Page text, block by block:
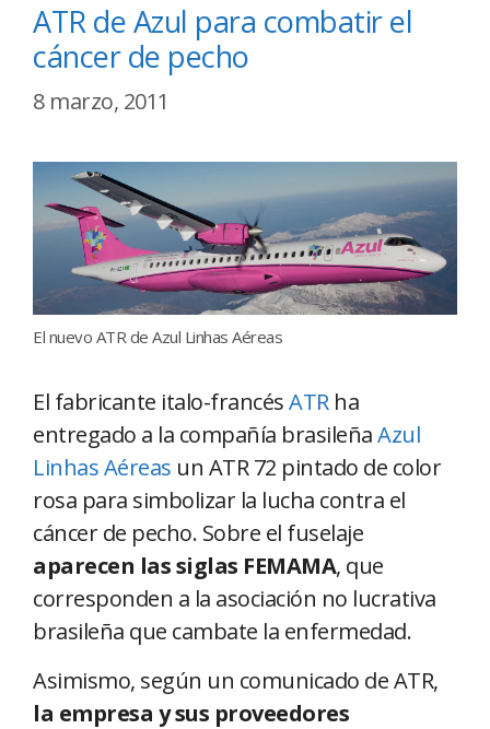
ATR de Azul para combatir el
cáncer de pecho
8 marzo, 2011
El nuevo ATR de Azul Linhas Aéreas
El fabricante italo-francésATRha
entregado a la compañía brasileñaAzul
Linhas Aéreas un ATR 72 pintado de color
rosa para simbolizar la lucha contra el
cáncer de pecho. Sobre el fuselaje
aparecen las siglas FEMAMA, que
corresponden a la asociación no lucrativa
brasileña que cambate la enfermedad.
Asimismo, según un comunicado de ATR,
la empresa y sus proveedores